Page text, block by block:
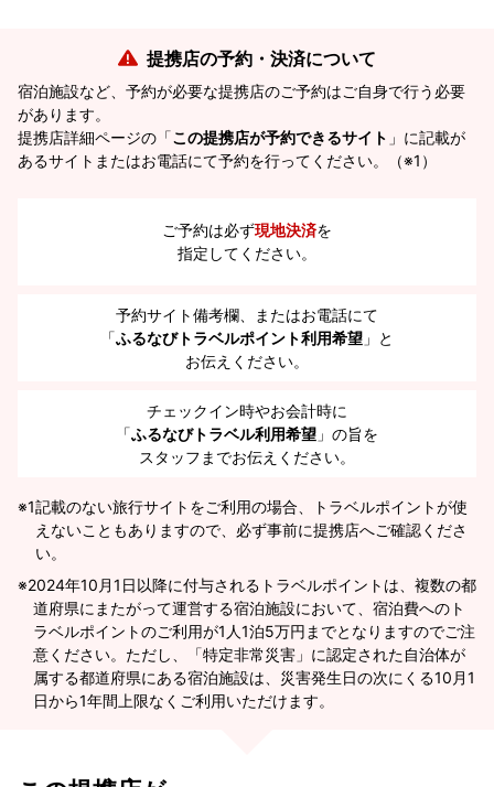
提携店の予約・決済について
宿泊施設など、予約が必要な提携店のご予約はご自身で行う必要
があります。
提携店詳細ページの「この提携店が予約できるサイト 」に記載が
あるサイトまたはお電話にて予約を行ってください。（※1）
ご予約は必ず現地決済を
指定してください。
予約サイト備考欄、またはお電話にて
「ふるなびトラベルポイント利用希望 」と
お伝えください。
チェックイン時やお会計時に
「ふるなびトラベル利用希望 」の旨を
スタッフまでお伝えください。
※1記載のない旅行サイトをご利用の場合、トラベルポイントが使
えないこともありますので、必ず事前に提携店へご確認くださ
い。
2024年10月1日以降に付与されるトラベルポイントは、複数の都
道府県にまたがって運営する宿泊施設において、宿泊費へのト
ラベルポイントのご利用が1人1泊5万円までとなりますのでご注
意ください。ただし、「特定非常災害」に認定された自治体が
属する都道府県にある宿泊施設は、災害発生日の次にくる10月1
日から1年間上限なくご利用いただけます。